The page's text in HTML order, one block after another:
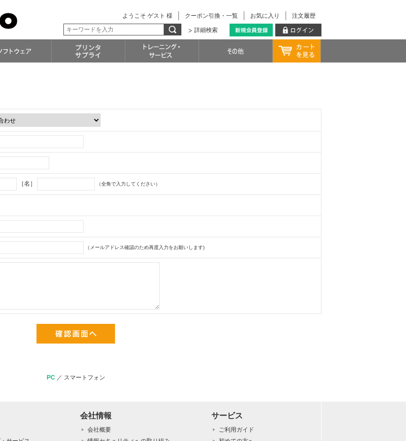
注文履歴
お気に入り
クーポン引換・一覧
ようこそ ゲスト 様
詳細検索
［名］ （全角で入力してください）
（メールアドレス確認のため再度入力をお願いします)
PC／ スマートフォン
会社情報
会社概要
サービス
ご利用ガイド